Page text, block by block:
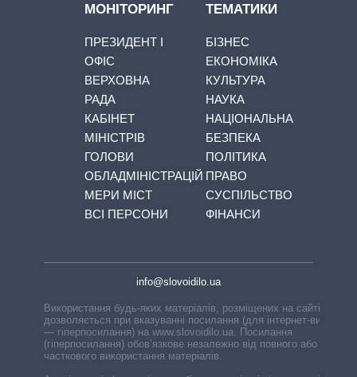
МОНІТОРИНГ
ПРЕЗИДЕНТ І
ОФІС
ВЕРХОВНА
РАДА
КАБІНЕТ
МІНІСТРІВ
ГОЛОВИ
ОБЛАДМІНІСТРАЦІЙ
МЕРИ МІСТ
ВСІ ПЕРСОНИ
ТЕМАТИКИ
БІЗНЕС
ЕКОНОМІКА
КУЛЬТУРА
НАУКА
НАЦІОНАЛЬНА
БЕЗПЕКА
ПОЛІТИКА
ПРАВО
СУСПІЛЬСТВО
ФІНАНСИ
info@slovoidilo.ua
Використання будь-яких матеріалів, розміщених на сайті,
дозволяється при вказуванні посилання (для інтернет-видань
— гіперпосилання) на www.slovoidilo.ua. Посилання
(гіперпосилання) обов’язкове незалежно від повного або
часткового використання матеріалів.